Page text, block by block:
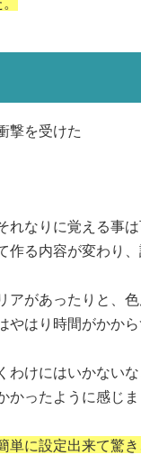
撃を受けた
れなりに覚える事
作る内容が変わり
アがあったりと、
やはり時間がかか
わけにはいかない
かったように感じま
に設定出来て驚き